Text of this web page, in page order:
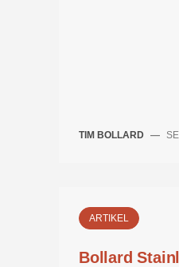
TIM BOLLARD —
ARTIKEL
Bollard